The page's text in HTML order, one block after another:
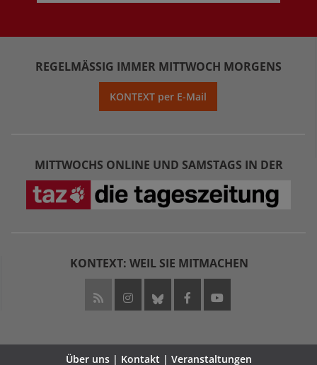
REGELMÄSSIG IMMER MITTWOCH MORGENS
KONTEXT per E-Mail
MITTWOCHS ONLINE UND SAMSTAGS IN DER
KONTEXT: WEIL SIE MITMACHEN
Über uns | Kontakt | Veranstaltungen